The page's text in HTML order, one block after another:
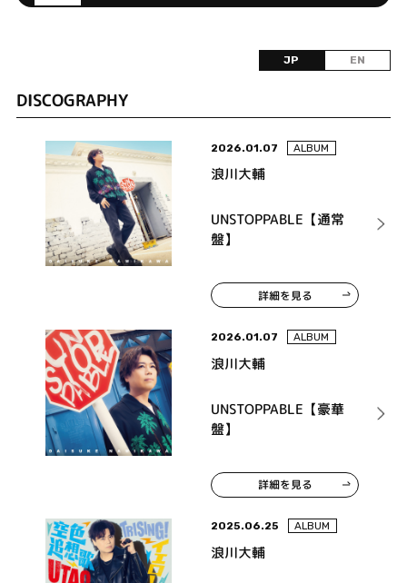
JP EN
DISCOGRAPHY
2026.01.07 ALBUM
浪川大輔
UNSTOPPABLE【通常
盤】
詳細を見る
2026.01.07 ALBUM
浪川大輔
UNSTOPPABLE【豪華
盤】
詳細を見る
2025.06.25 ALBUM
浪川大輔